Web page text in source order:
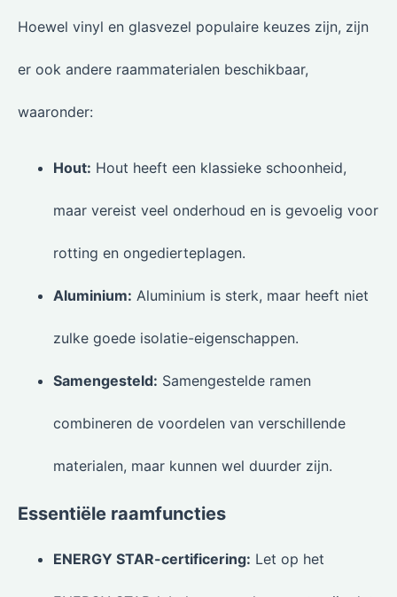
Hoewel vinyl en glasvezel populaire keuzes zijn, zijn
er ook andere raammaterialen beschikbaar,
waaronder:
Hout: Hout heeft een klassieke schoonheid,
maar vereist veel onderhoud en is gevoelig voor
rotting en ongedierteplagen.
Aluminium: Aluminium is sterk, maar heeft niet
zulke goede isolatie-eigenschappen.
Samengesteld: Samengestelde ramen
combineren de voordelen van verschillende
materialen, maar kunnen wel duurder zijn.
Essentiële raamfuncties
ENERGY STAR-certificering: Let op het